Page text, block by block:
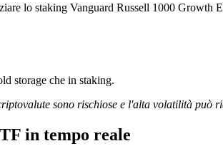
lo staking Vanguard Russell 1000 Growth
storage che in staking.
sono rischiose e l'alta volatilità può
in tempo reale